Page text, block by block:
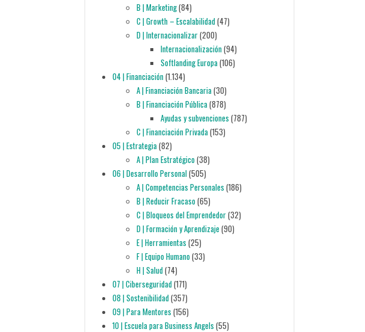
B | Marketing(84)
C | Growth – Escalabilidad(47)
D | Internacionalizar(200)
Internacionalización(94)
Softlanding Europa(106)
04 | Financiación(1.134)
A | Financiación Bancaria(30)
B | Financiación Pública(878)
Ayudas y subvenciones (787)
C | Financiación Privada(153)
05 | Estrategia(82)
A | Plan Estratégico(38)
06 | Desarrollo Personal(505)
A | Competencias Personales (186)
B | Reducir Fracaso(65)
C | Bloqueos del Emprendedor(32)
D | Formación y Aprendizaje (90)
E | Herramientas (25)
F | Equipo Humano(33)
H | Salud(74)
07 | Ciberseguridad(171)
08 | Sostenibilidad(357)
09 | Para Mentores (156)
10 | Escuela para Business Angels (55)